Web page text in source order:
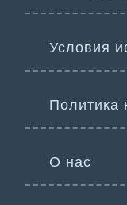
Условия
Политика
О нас